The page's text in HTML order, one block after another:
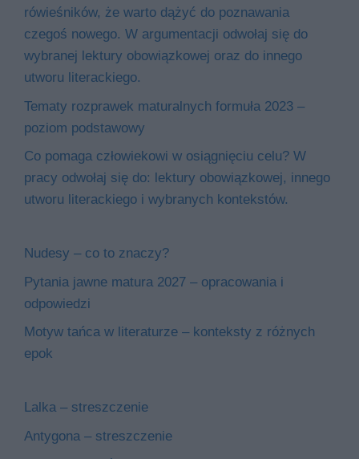
rówieśników, że warto dążyć do poznawania
czegoś nowego. W argumentacji odwołaj się do
wybranej lektury obowiązkowej oraz do innego
utworu literackiego.
Tematy rozprawek maturalnych formuła 2023 –
poziom podstawowy
Co pomaga człowiekowi w osiągnięciu celu? W
pracy odwołaj się do: lektury obowiązkowej, innego
utworu literackiego i wybranych kontekstów.
Nudesy – co to znaczy?
Pytania jawne matura 2027 – opracowania i
odpowiedzi
Motyw tańca w literaturze – konteksty z różnych
epok
Lalka – streszczenie
Antygona – streszczenie